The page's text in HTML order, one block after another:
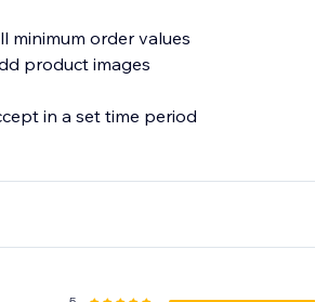
minimum order values
product images
in a set time period